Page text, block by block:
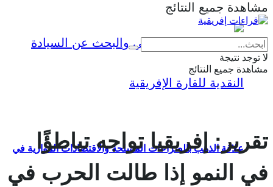
علاقة الذهب بالصراعات المسلحة والاقتصادات الموازية في
مشاهدة جميع النتائج
لا توجد نتيجة
مشاهدة جميع النتائج
تقرير: إفريقيا تواجه تباطؤًا
في النمو إذا طالت الحرب في